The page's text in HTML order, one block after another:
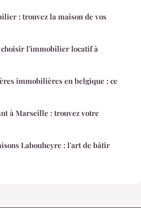
: trouvez la maison de vos
choisir l'immobilier locatif à
immobilières en belgique : ce
à Marseille : trouvez votre
Labouheyre : l'art de bâtir